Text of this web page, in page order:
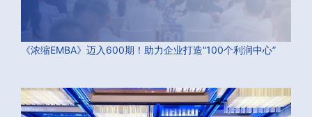
《浓缩EMBA》迈入600期！助力企业打造“100个利润中心”